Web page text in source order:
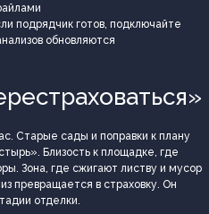
подрядчик готов, подключайте
обновляются
Старые сады и поправки к плану
Близость к площадке, где
Зона, где сжигают листву и мусор
превращается в страховку. Он
отделки.